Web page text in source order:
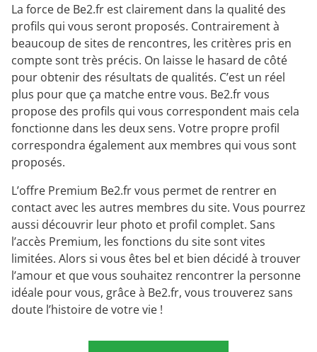
La force de Be2.fr est clairement dans la qualité des
profils qui vous seront proposés. Contrairement à
beaucoup de sites de rencontres, les critères pris en
compte sont très précis. On laisse le hasard de côté
pour obtenir des résultats de qualités. C’est un réel
plus pour que ça matche entre vous. Be2.fr vous
propose des profils qui vous correspondent mais cela
fonctionne dans les deux sens. Votre propre profil
correspondra également aux membres qui vous sont
proposés.
L’offre Premium Be2.fr vous permet de rentrer en
contact avec les autres membres du site. Vous pourrez
aussi découvrir leur photo et profil complet. Sans
l’accès Premium, les fonctions du site sont vites
limitées. Alors si vous êtes bel et bien décidé à trouver
l’amour et que vous souhaitez rencontrer la personne
idéale pour vous, grâce à Be2.fr, vous trouverez sans
doute l’histoire de votre vie !